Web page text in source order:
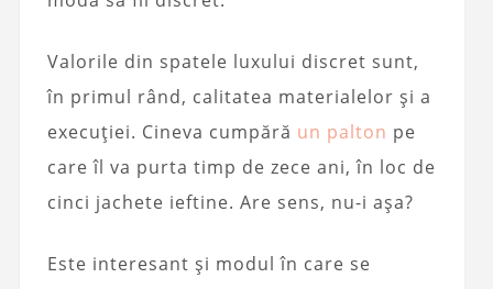
Valorile din spatele luxului discret sunt,
în primul rând, calitatea materialelor și a
execuției. Cineva cumpără un palton pe
care îl va purta timp de zece ani, în loc de
cinci jachete ieftine. Are sens, nu-i așa?
Este interesant și modul în care se